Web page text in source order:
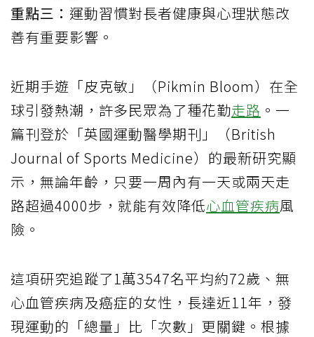
重點三： 運動習慣對長者健康與心理狀態改
善有重要影響。
近期手遊「皮克敏」（Pikmin Bloom）在全
球引發熱潮，許多民眾為了種花勤走路 。一
篇刊登於「英國運動醫學期刊」（British
Journal of Sports Medicine）的最新研究顯
示，無論年齡，只要一周內有一天或兩天走
路超過4000步，就能有效降低心血管疾病風
險。
這項研究追蹤了1萬3547名平均約72歲、無
心血管疾病及癌症的女性，長達近11年，發
現運動的「總量」比「次數」更關鍵。根據